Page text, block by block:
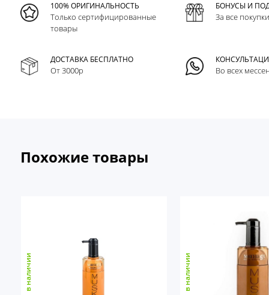
100% ОРИГИНАЛЬНОСТЬ
Только сертифицированные
товары
БОНУСЫ И
За все
ДОСТАВКА БЕСПЛАТНО
От 3000р Во всех
Похожие товары
в наличии в наличии